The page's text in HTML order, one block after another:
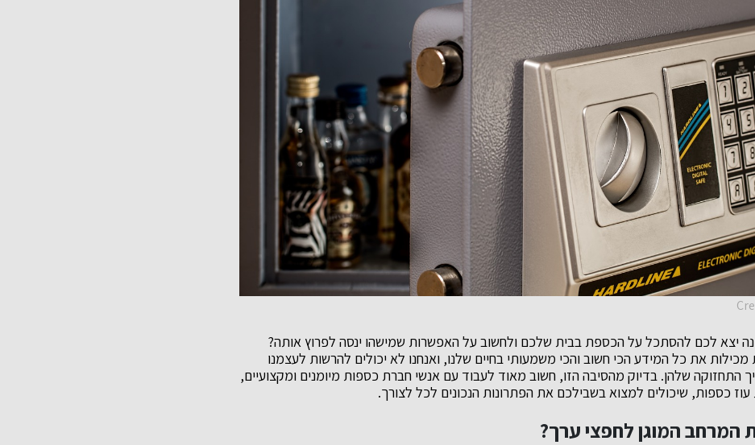
יצא לכם להסתכל על הכספת בבית שלכם ולחשוב על האפשרות שמישהו ינסה לפרוץ אותה?
את כל המידע הכי חשוב והכי משמעותי בחיים שלנו, ואנחנו לא יכולים להרשות לעצמנו
התחזוקה שלהן. בדיוק מהסיבה הזו, חשוב מאוד לעבוד עם אנשי חברת כספות מיומנים ומקצועיים,
כספות, שיכולים למצוא בשבילכם את הפתרונות הנכונים לכל לצורך.
המרחב המוגן לחפצי ערך?